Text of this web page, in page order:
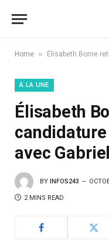
Home » Élisabeth Borne retire
À LA UNE
Élisabeth
avec
BY INFOS243
2 MINS READ